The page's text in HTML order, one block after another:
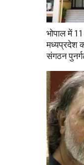
भोपाल में
मध्यप्रदेश
संगठन